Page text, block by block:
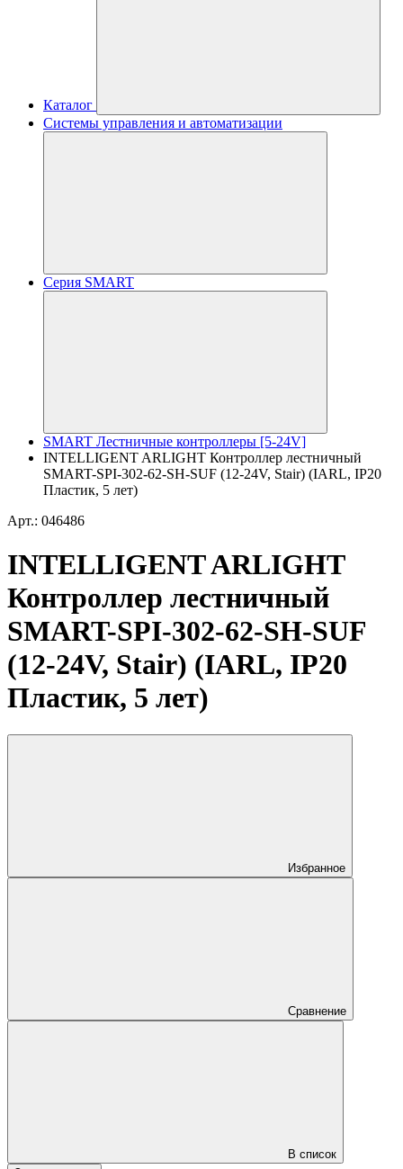
Каталог
Системы управления и автоматизации
Серия SMART
SMART Лестничные контроллеры [5-24V]
INTELLIGENT ARLIGHT Контроллер лестничный
SMART-SPI-302-62-SH-SUF (12-24V, Stair) (IARL, IP20
Пластик, 5 лет)
Арт.: 046486
INTELLIGENT ARLIGHT
Контроллер лестничный
SMART-SPI-302-62-SH-SUF
(12-24V, Stair) (IARL, IP20
Пластик, 5 лет)
Избранное
Сравнение
В список